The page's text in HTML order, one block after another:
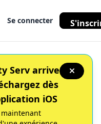
Se connecter
Serv arrive
dès
iOS
maintenant